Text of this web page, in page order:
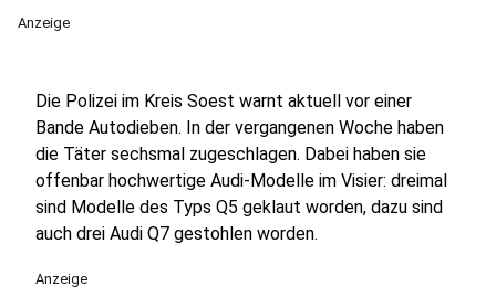
Anzeige
Die Polizei im Kreis Soest warnt aktuell vor einer
Bande Autodieben. In der vergangenen Woche haben
die Täter sechsmal zugeschlagen. Dabei haben sie
offenbar hochwertige Audi-Modelle im Visier: dreimal
sind Modelle des Typs Q5 geklaut worden, dazu sind
auch drei Audi Q7 gestohlen worden.
Anzeige